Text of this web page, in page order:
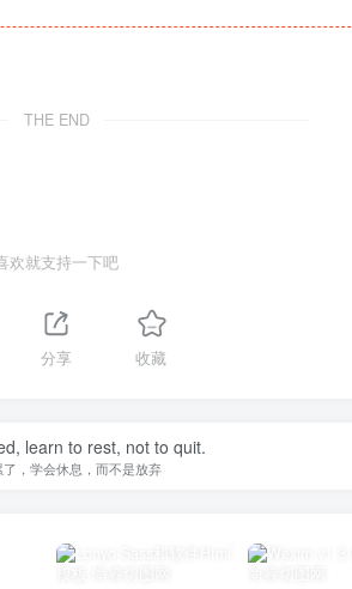
THE END
欢就支持一下吧
分享 收藏
learn to rest, not to quit.
，学会休息，而不是放弃